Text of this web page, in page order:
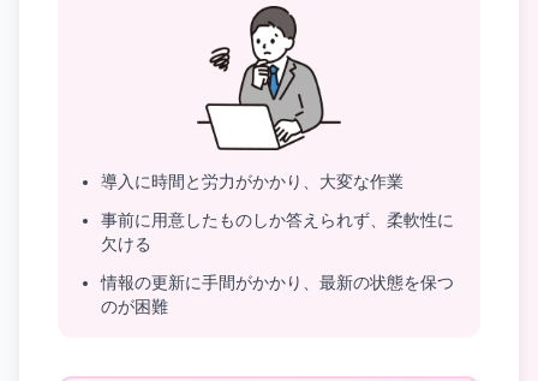
導入に時間と労力がかかり、大変な作業
事前に用意したものしか答えられず、柔軟性に
欠ける
情報の更新に手間がかかり、最新の状態を保つ
のが困難